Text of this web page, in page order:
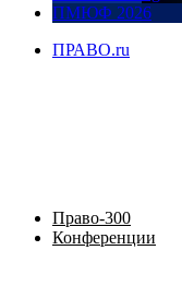
ПМЮФ 2026
ПРАВО.ru
Право-300
Конференции